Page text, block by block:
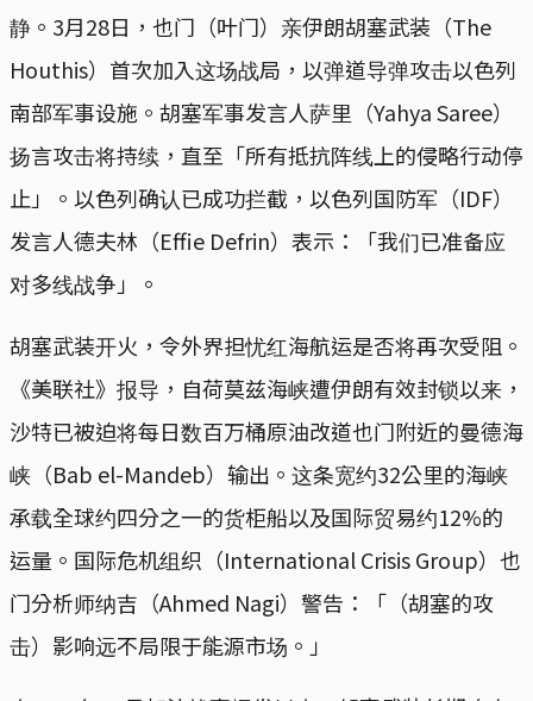
静。3月28日，也门（叶门）亲伊朗胡塞武装（The
Houthis）首次加入这场战局，以弹道导弹攻击以色列
南部军事设施。胡塞军事发言人萨里（Yahya Saree）
扬言攻击将持续，直至「所有抵抗阵线上的侵略行动停
止」。以色列确认已成功拦截，以色列国防军（IDF）
发言人德夫林（Effie Defrin）表示：「我们已准备应
对多线战争」。
胡塞武装开火，令外界担忧红海航运是否将再次受阻。
《美联社》报导，自荷莫兹海峡遭伊朗有效封锁以来，
沙特已被迫将每日数百万桶原油改道也门附近的曼德海
峡（Bab el-Mandeb）输出。这条宽约32公里的海峡
承载全球约四分之一的货柜船以及国际贸易约12%的
运量。国际危机组织（International Crisis Group）也
门分析师纳吉（Ahmed Nagi）警告：「（胡塞的攻
击）影响远不局限于能源市场。」